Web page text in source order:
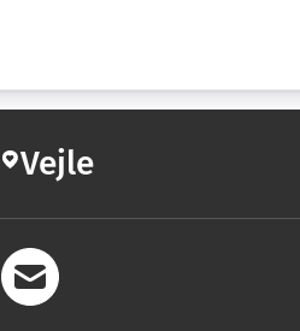
Vejle